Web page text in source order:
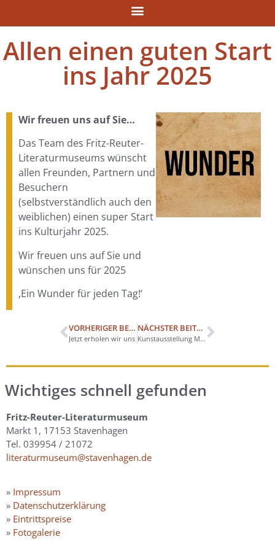
Allen einen guten Start
ins Jahr 2025
Wir freuen uns auf Sie…
Das Team des Fritz-Reuter-
Literaturmuseums wünscht
allen Freunden, Partnern und
Besuchern
(selbstverständlich auch den
weiblichen) einen super Start
ins Kulturjahr 2025.
Wir freuen uns auf Sie und
wünschen uns für 2025
‚Ein Wunder für jeden Tag!‘
VORHERIGER BEITRAG
Jetzt erholen wir uns
NÄCHSTER BEITRAG
Kunstausstellung Monsterchen
Wichtiges schnell gefunden
Fritz-Reuter-Literaturmuseum
Markt 1, 17153 Stavenhagen
Tel. 039954 / 21072
literaturmuseum@stavenhagen.de
» Impressum
» Datenschutzerklärung
» Eintrittspreise
» Fotogalerie